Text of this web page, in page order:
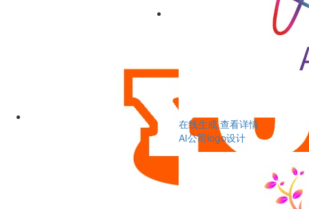
在线生成 查看详情
AI公司logo设计